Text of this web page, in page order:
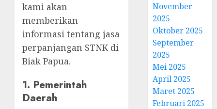
kami akan
memberikan
informasi tentang jasa
perpanjangan STNK di
Biak Papua.
1. Pemerintah
Daerah
November
2025
Oktober 2025
September
2025
Mei 2025
April 2025
Maret 2025
Februari 2025